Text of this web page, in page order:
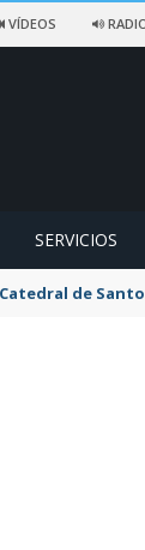
VÍDEOS
SERVICIOS
de